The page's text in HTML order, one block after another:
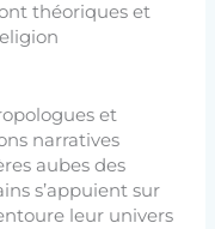
théoriques et
et
narratives
aubes des
s’appuient sur
leur univers